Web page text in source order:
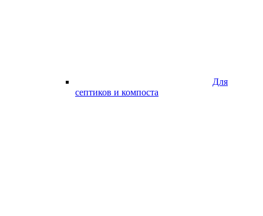
Для
септиков и компоста